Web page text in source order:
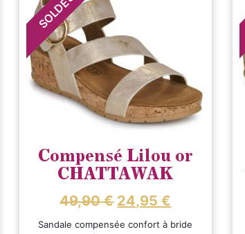
SOLDES
Compensé Lilou or
CHATTAWAK
49,90€ 24,95€
Sandale compensée confort à bride